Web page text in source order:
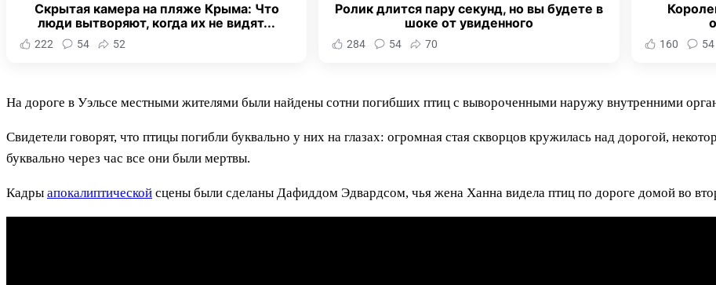
Скрытая камера на пляже Крыма: Что
люди вытворяют, когда их не видят...
222 54 52
Ролик длится пару секунд, но вы будете в
шоке от увиденного
284 54 70 160 54
На дороге в Уэльсе местными жителями были найдены сотни погибших птиц с вывороченными наружу внутренними
Свидетели говорят, что птицы погибли буквально у них на глазах: огромная стая скворцов кружилась над дорогой,
буквально через час все они были мертвы.
Кадры апокалиптической сцены были сделаны Дафиддом Эдвардсом, чья жена Ханна видела птиц по дороге домой во